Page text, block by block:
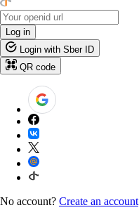
Log in
Login with Sber ID
QR code
No account? Create an account